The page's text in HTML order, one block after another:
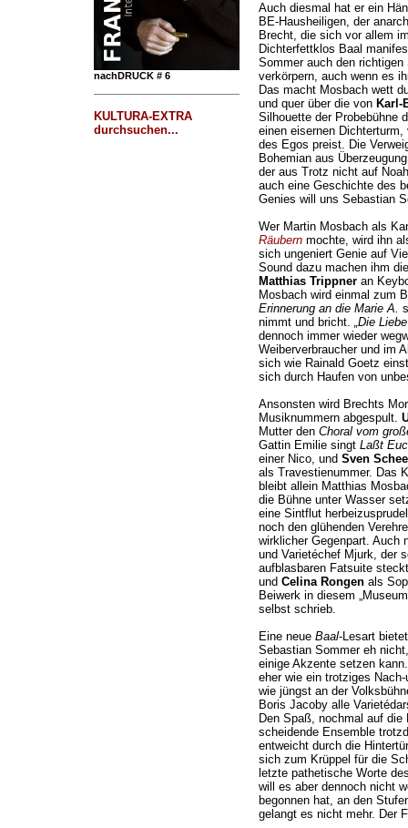
nachDRUCK # 6
KULTURA-EXTRA
durchsuchen...
Auch diesmal hat er ein
BE-Hausheiligen, der
Brecht, die sich vor allem
Dichterfettklos Baal
Sommer auch den
verkörpern, auch wenn es
Das macht Mosbach wett
und quer über die von Karl-
Silhouette der Probebühne
einen eisernen
des Egos preist. Die
Bohemian aus
der aus Trotz nicht auf
auch eine Geschichte des
Genies will uns Sebastian
Wer Martin Mosbach als
Räubern mochte, wird ihn
sich ungeniert Genie auf
Sound dazu machen ihm
Matthias Trippneran
Mosbach wird einmal zum
Erinnerung an die Marie A.
nimmt und bricht. „Die
dennoch immer wieder
Weiberverbraucher und im
sich wie Rainald Goetz
sich durch Haufen von
Ansonsten wird Brechts
Musiknummern abgespult.
Mutter den Choral vom
Gattin Emilie singt Laßt
einer Nico, und Sven
als Travestienummer. Das
bleibt allein Matthias
die Bühne unter Wasser
eine Sintflut
noch den glühenden
wirklicher Gegenpart. Auch
und Varietéchef Mjurk, der
aufblasbaren Fatsuite
und Celina Rongenals
Beiwerk in diesem
selbst schrieb.
Eine neue Baal-Lesart
Sebastian Sommer eh
einige Akzente setzen
eher wie ein trotziges
wie jüngst an der
Boris Jacoby alle
Den Spaß, nochmal auf
scheidende Ensemble
entweicht durch die
sich zum Krüppel für die
letzte pathetische Worte
will es aber dennoch nicht
begonnen hat, an den
gelangt es nicht mehr. Der